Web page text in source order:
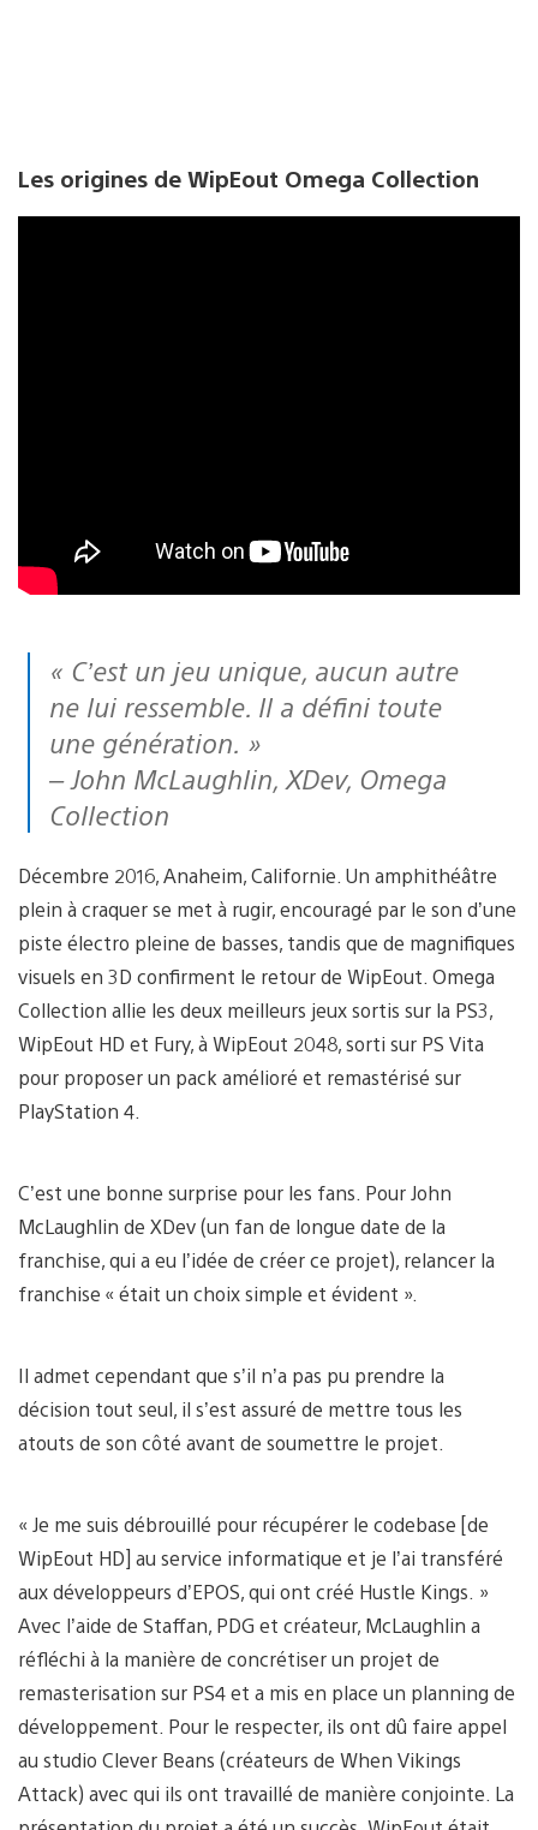
Les origines de WipEout Omega Collection
« C’est un jeu unique, aucun autre
ne lui ressemble. Il a défini toute
une génération. »
– John McLaughlin, XDev, Omega
Collection
Décembre 2016, Anaheim, Californie. Un amphithéâtre
plein à craquer se met à rugir, encouragé par le son d’une
piste électro pleine de basses, tandis que de magnifiques
visuels en 3D confirment le retour de WipEout. Omega
Collection allie les deux meilleurs jeux sortis sur la PS3,
WipEout HD et Fury, à WipEout 2048, sorti sur PS Vita
pour proposer un pack amélioré et remastérisé sur
PlayStation 4.
C’est une bonne surprise pour les fans. Pour John
McLaughlin de XDev (un fan de longue date de la
franchise, qui a eu l’idée de créer ce projet), relancer la
franchise « était un choix simple et évident ».
Il admet cependant que s’il n’a pas pu prendre la
décision tout seul, il s’est assuré de mettre tous les
atouts de son côté avant de soumettre le projet.
« Je me suis débrouillé pour récupérer le codebase [de
WipEout HD] au service informatique et je l’ai transféré
aux développeurs d’EPOS, qui ont créé Hustle Kings. »
Avec l’aide de Staffan, PDG et créateur, McLaughlin a
réfléchi à la manière de concrétiser un projet de
remasterisation sur PS4 et a mis en place un planning de
développement. Pour le respecter, ils ont dû faire appel
au studio Clever Beans (créateurs de When Vikings
Attack) avec qui ils ont travaillé de manière conjointe. La